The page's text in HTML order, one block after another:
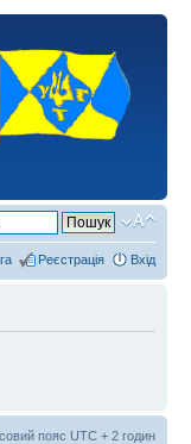
Реєстрація Вхід
пояс UTC + 2 годин